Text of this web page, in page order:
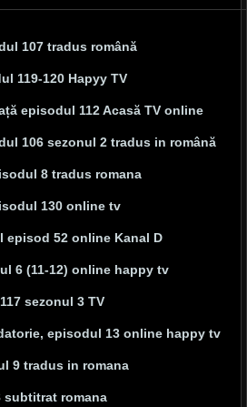
107 tradus română
119-120 Hapyy TV
episodul 112 Acasă TV online
106 sezonul 2 tradus in română
8 tradus romana
130 online tv
episod 52 online Kanal D
6 (11-12) online happy tv
sezonul 3 TV
episodul 13 online happy tv
9 tradus in romana
subtitrat romana